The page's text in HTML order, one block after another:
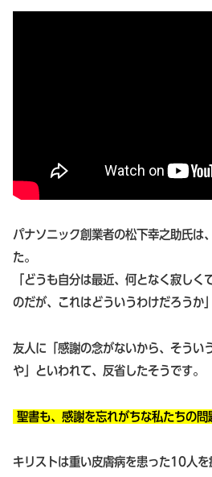
パナソニック創業者の松下幸之助氏は
た。
「どうも自分は最近、何となく寂しく
のだが、これはどういうわけだろうか」
友人に「感謝の念がないから、そうい
や」といわれて、反省したそうです。
聖書も、感謝を忘れがちな私たちの問
キリストは重い皮膚病を患った10人を